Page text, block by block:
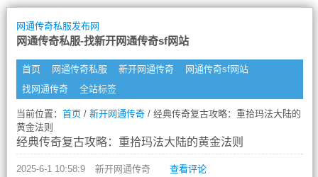
网通传奇私服发布网
网通传奇私服-找新开网通传奇sf网站
首页 网通传奇私服 新开网通传奇
网通传奇sf网站
找网通传奇
全站标签
当前位置： 首页/ 新开网通传奇/ 经典传奇复古攻略：重拾玛法大陆的
黄金法则
经典传奇复古攻略：重拾玛法大陆的黄金法则
2025-6-1 10:58:9 新开网通传奇 查看评论